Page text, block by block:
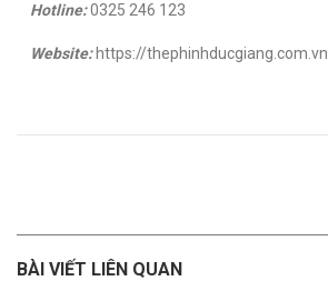
Hotline:0325 246 123
Website:https://thephinhducgiang.com.vn
BÀI VIẾT LIÊN QUAN